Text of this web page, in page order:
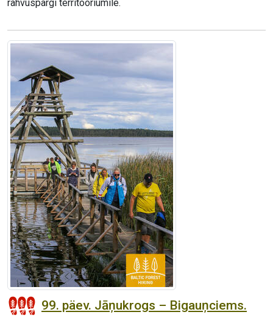
rahvuspargi territooriumile.
99. päev. Jāņukrogs – Bigauņciems.